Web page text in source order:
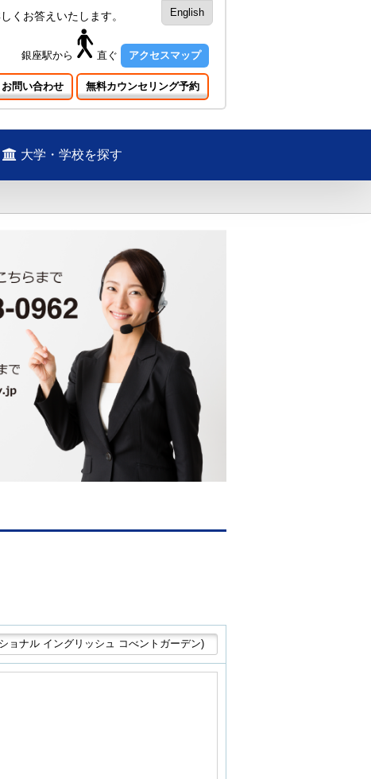
くお答えいたします。 English
銀座駅から 直ぐ アクセスマップ
お問い合わせ 無料カウンセリング予約
大学・学校を探す